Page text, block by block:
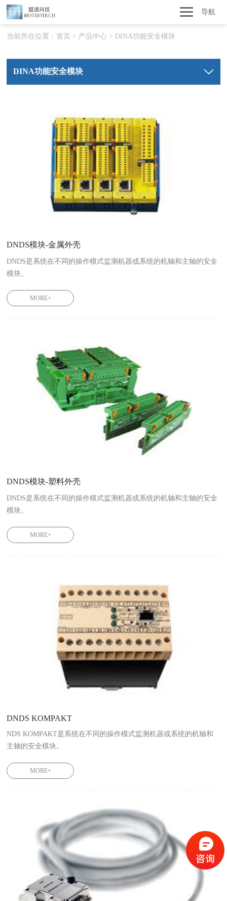
导航
当前所在位置：首页 > 产品中心 > DINA功能安全模块
DINA功能安全模块
DNDS模块-金属外壳
DNDS是系统在不同的操作模式监测机器或系统的机轴和主轴的安全
模块。
MORE+
DNDS模块-塑料外壳
DNDS是系统在不同的操作模式监测机器或系统的机轴和主轴的安全
模块。
MORE+
DNDS KOMPAKT
NDS KOMPAKT是系统在不同的操作模式监测机器或系统的机轴和
主轴的安全模块。
MORE+